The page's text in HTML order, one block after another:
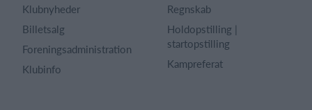
Klubnyheder
Billetsalg
Foreningsadministration
Klubinfo
Regnskab
Holdopstilling |
startopstilling
Kampreferat